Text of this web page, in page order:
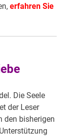
erfahren Sie
Die Seele
der Leser
den bisherigen